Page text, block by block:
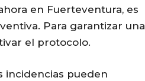
en Fuerteventura, es
Para garantizar una
el protocolo.
incidencias pueden